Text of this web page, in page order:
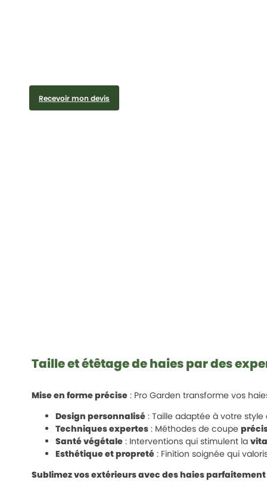
Recevoir mon devis
Taille et étêtage de haies par des
Mise en forme précise : Pro Garden transforme vos
Design personnalisé : Taille adaptée à votre
Techniques expertes : Méthodes de coupe
Santé végétale : Interventions qui stimulent la
Esthétique et propreté : Finition soignée qui
Sublimez vos extérieurs avec des haies